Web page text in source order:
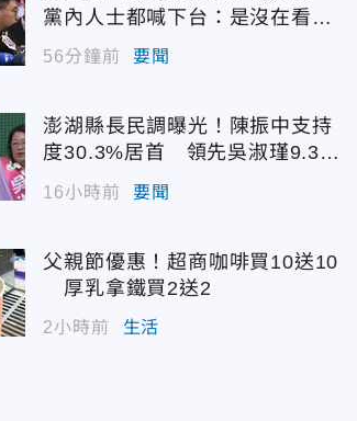
黨內人士都喊下台：是沒在看輿
情嗎？
56分鐘前 要聞
澎湖縣長民調曝光！陳振中支持
度30.3%居首 領先吳淑瑾9.3個
百分點
16小時前 要聞
父親節優惠！超商咖啡買10送10
厚乳拿鐵買2送2
2小時前 生活